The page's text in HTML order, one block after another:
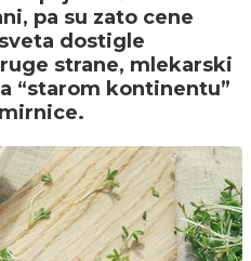
pa su zato cene
dostigle
strane, mlekarski
“starom kontinentu”